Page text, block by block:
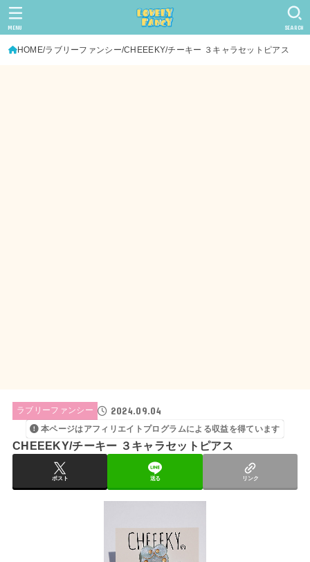
SEARCH
MENU
HOME ラブリーファンシー CHEEEKY/チーキー ３キャラセットピアス
ラブリーファンシー 2024.09.04
本ページはアフィリエイトプログラムによる収益を得ています
CHEEEKY/チーキー ３キャラセットピアス
ポスト 送る リンク